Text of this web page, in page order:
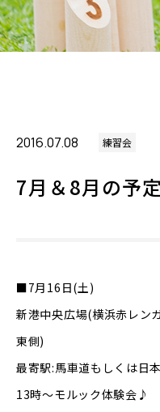
2016.07.08 練習会
7月＆8月の予定
■7月16日(土)
新港中央広場(横浜赤レン
東側)
最寄駅:馬車道もしくは日
13時～モルック体験会♪